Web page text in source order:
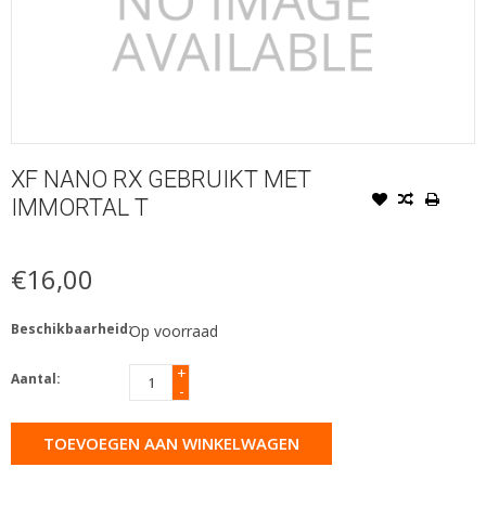
XF NANO RX GEBRUIKT MET
IMMORTAL T
€16,00
Beschikbaarheid:Op voorraad
Aantal:
+
-
TOEVOEGEN AAN WINKELWAGEN